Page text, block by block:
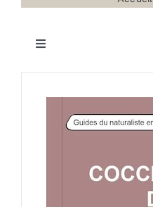
Toggle
L’association
Nous rejoindre